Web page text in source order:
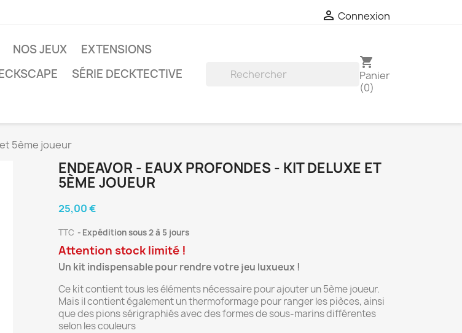
 Connexion
NOS JEUX
EXTENSIONS
SÉRIE DECKTECTIVE

shopping_cart
Panier
(0)
5ème joueur
ENDEAVOR - EAUX PROFONDES - KIT DELUXE ET
5ÈME JOUEUR
25,00 €
TTC Expédition sous 2 à 5 jours
Attention stock limité !
Un kit indispensable pour rendre votre jeu luxueux !
Ce kit contient tous les éléments nécessaire pour ajouter un 5ème joueur.
Mais il contient également un thermoformage pour ranger les pièces, ainsi
que des pions sérigraphiés avec des formes de sous-marins différentes
selon les couleurs